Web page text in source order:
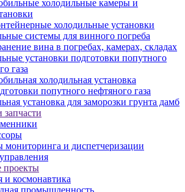
холодильные камеры и
холодильные установки
системы для винного погреба
вина в погребах, камерах, складах
установки подготовки попутного
газа
холодильная установка
попутного нефтяного газа
установка для заморозки грунта дамб
мониторинга и диспетчеризации
и космонавтика
промышленность